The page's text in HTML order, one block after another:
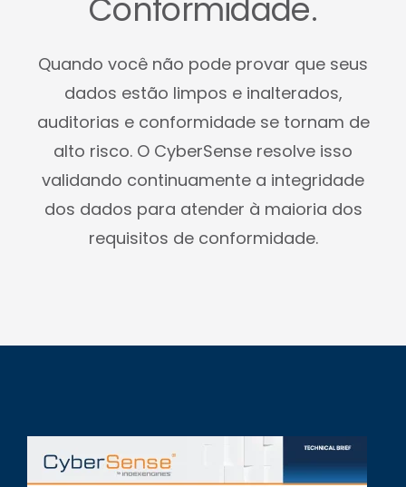
Conformidade.
Quando você não pode provar que seus
dados estão limpos e inalterados,
auditorias e conformidade se tornam de
alto risco. O CyberSense resolve isso
validando continuamente a integridade
dos dados para atender à maioria dos
requisitos de conformidade.